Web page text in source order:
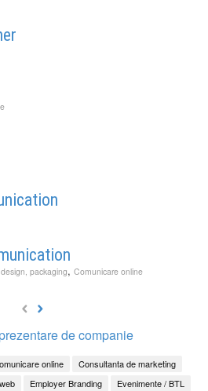
packaging, Comunicare online
de companie
online
Consultanta de marketing
Employer Branding Evenimente / BTL